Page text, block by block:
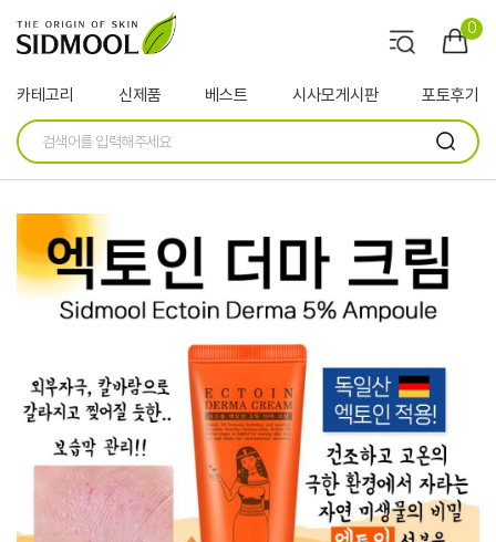
0
카테고리 신제품 베스트 시사모게시판 포토후기